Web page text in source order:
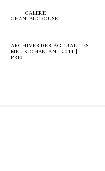
GALERIE
CHANTAL CROUSEL
ARCHIVES DES ACTUALITÉS
MELIK OHANIAN | 2014 |
PRIX